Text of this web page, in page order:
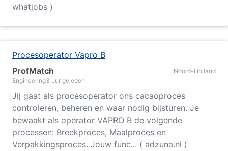
whatjobs )
Procesoperator Vapro B
ProfMatch
Noord-Holland
Engineering3 uur geleden
Jij gaat als procesoperator ons cacaoproces
controleren, beheren en waar nodig bijsturen. Je
bewaakt als operator VAPRO B de volgende
processen: Breekproces, Maalproces en
Verpakkingsproces. Jouw func... ( adzuna.nl )